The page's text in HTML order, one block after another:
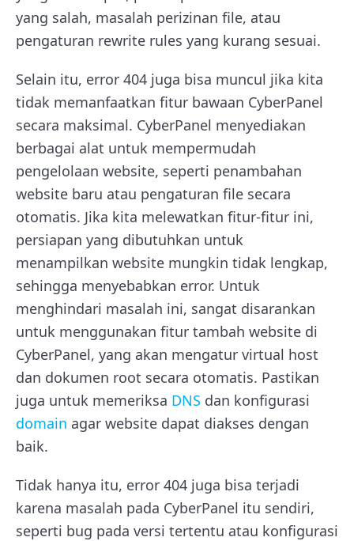
yang salah, masalah perizinan file, atau
pengaturan rewrite rules yang kurang sesuai.
Selain itu, error 404 juga bisa muncul jika kita
tidak memanfaatkan fitur bawaan CyberPanel
secara maksimal. CyberPanel menyediakan
berbagai alat untuk mempermudah
pengelolaan website, seperti penambahan
website baru atau pengaturan file secara
otomatis. Jika kita melewatkan fitur-fitur ini,
persiapan yang dibutuhkan untuk
menampilkan website mungkin tidak lengkap,
sehingga menyebabkan error. Untuk
menghindari masalah ini, sangat disarankan
untuk menggunakan fitur tambah website di
CyberPanel, yang akan mengatur virtual host
dan dokumen root secara otomatis. Pastikan
juga untuk memeriksa DNS dan konfigurasi
domain agar website dapat diakses dengan
baik.
Tidak hanya itu, error 404 juga bisa terjadi
karena masalah pada CyberPanel itu sendiri,
seperti bug pada versi tertentu atau konfigurasi